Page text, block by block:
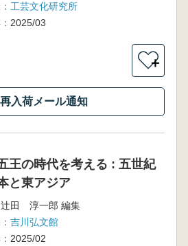
工芸文化研究所
2025/03
＋
再入荷メール通知
王の時代を考える : 五世紀
と東アジア
辻田 淳一郎 編集
吉川弘文館
2025/02